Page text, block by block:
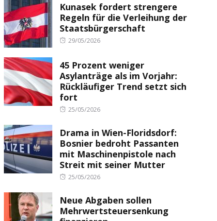
Kunasek fordert strengere
Regeln für die Verleihung der
Staatsbürgerschaft
Posted
29/05/2026
45 Prozent weniger
Asylanträge als im Vorjahr:
Rückläufiger Trend setzt sich
fort
Posted
25/05/2026
Drama in Wien-Floridsdorf:
Bosnier bedroht Passanten
mit Maschinenpistole nach
Streit mit seiner Mutter
Posted
25/05/2026
Neue Abgaben sollen
Mehrwertsteuersenkung